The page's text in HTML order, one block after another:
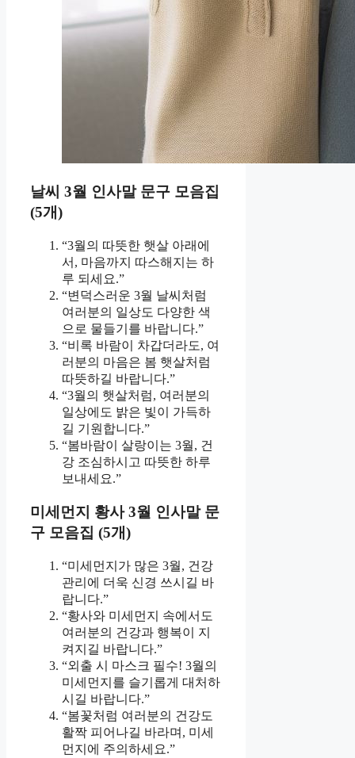
날씨 3월 인사말 문구 모음집
(5개)
“3월의 따뜻한 햇살 아래에
서, 마음까지 따스해지는 하
루 되세요.”
“변덕스러운 3월 날씨처럼
여러분의 일상도 다양한 색
으로 물들기를 바랍니다.”
“비록 바람이 차갑더라도, 여
러분의 마음은 봄 햇살처럼
따뜻하길 바랍니다.”
“3월의 햇살처럼, 여러분의
일상에도 밝은 빛이 가득하
길 기원합니다.”
“봄바람이 살랑이는 3월, 건
강 조심하시고 따뜻한 하루
보내세요.”
미세먼지 황사 3월 인사말 문
구 모음집 (5개)
“미세먼지가 많은 3월, 건강
관리에 더욱 신경 쓰시길 바
랍니다.”
“황사와 미세먼지 속에서도
여러분의 건강과 행복이 지
켜지길 바랍니다.”
“외출 시 마스크 필수! 3월의
미세먼지를 슬기롭게 대처하
시길 바랍니다.”
“봄꽃처럼 여러분의 건강도
활짝 피어나길 바라며, 미세
먼지에 주의하세요.”